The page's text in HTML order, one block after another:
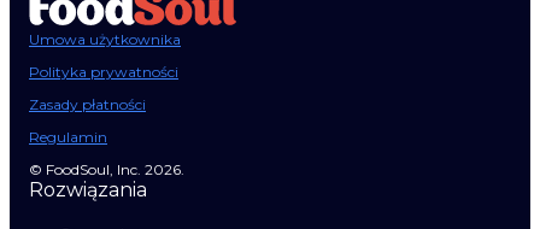
Umowa użytkownika
Polityka prywatności
Zasady płatności
Regulamin
© FoodSoul, Inc. 2026.
Rozwiązania